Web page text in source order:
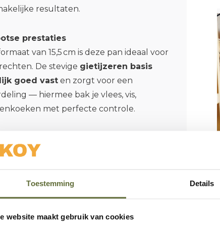
Toestemming Details
website maakt gebruik van cookies
resultaten.
prestaties
van 15,5 cm is deze pan ideaal voor
De stevige gietijzeren basis
goed vast en zorgt voor een
— hiermee bak je vlees, vis,
met perfecte controle.
én functioneel
een drielaagse emaillelaag
binnenin), die niet alleen
, maar ook het schoonmaken
kleur geeft je buitenkeuken of